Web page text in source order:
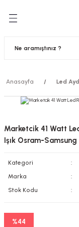
Anasayfa Led
Marketcik 41 Watt
Işık Osram-Samsung
Kategori
Marka
Stok Kodu
%44